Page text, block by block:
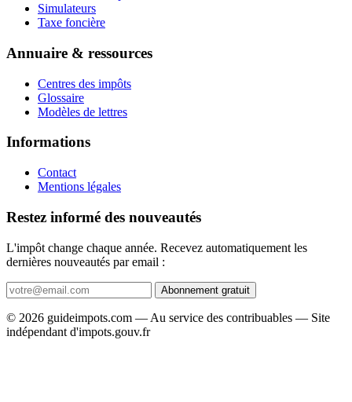
Simulateurs
Taxe foncière
Annuaire & ressources
Centres des impôts
Glossaire
Modèles de lettres
Informations
Contact
Mentions légales
Restez informé des nouveautés
L'impôt change chaque année. Recevez automatiquement les
dernières nouveautés par email :
Abonnement gratuit
© 2026 guideimpots.com — Au service des contribuables — Site
indépendant d'impots.gouv.fr